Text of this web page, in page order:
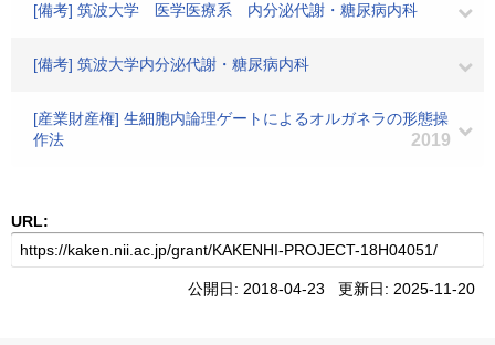
[備考] 筑波大学 医学医療系 内分泌代謝・糖尿病内科
[備考] 筑波大学内分泌代謝・糖尿病内科
[産業財産権] 生細胞内論理ゲートによるオルガネラの形態操
作法
2019
URL:
公開日: 2018-04-23 更新日: 2025-11-20